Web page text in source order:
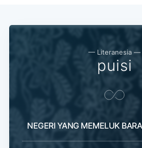
— Literanesia —
puisi
NEGERI YANG MEMELUK